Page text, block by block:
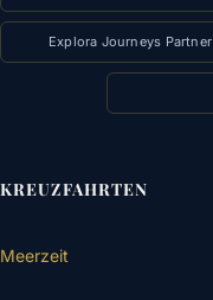
Explora Journeys Partner
KREUZFAHRTEN
Meerzeit